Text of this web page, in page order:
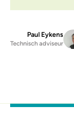
Paul Eykens
Technisch adviseur